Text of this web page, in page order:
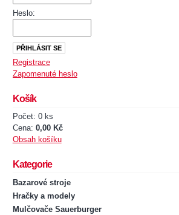
Heslo:
Registrace
Zapomenuté heslo
Košík
Počet: 0 ks
Cena: 0,00 Kč
Obsah košíku
Kategorie
Bazarové stroje
Hračky a modely
Mulčovače Sauerburger